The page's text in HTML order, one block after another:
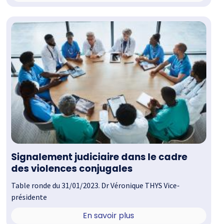
Signalement judiciaire dans le cadre
des violences conjugales
Table ronde du 31/01/2023. Dr Véronique THYS Vice-
présidente
En savoir plus